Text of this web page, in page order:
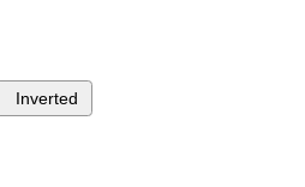
Inverted